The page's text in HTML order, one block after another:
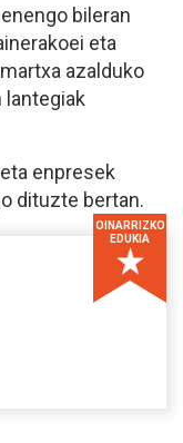
bileran
eta
azalduko
lantegiak
enpresek
dituzte bertan.
OINARRIZKO
EDUKIA